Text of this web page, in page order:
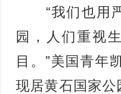
“我们也用严
园，人们重视
目。”美国青年
现居黄石国家